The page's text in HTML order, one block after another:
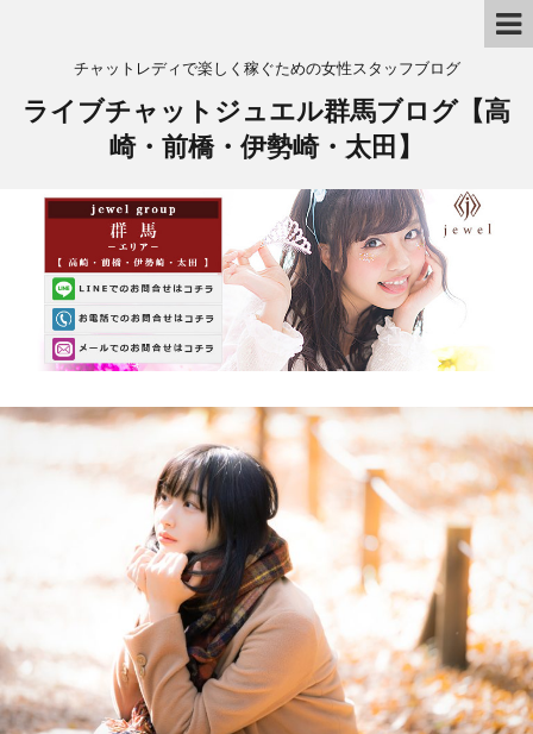
チャットレディで楽しく稼ぐための女性スタッフブログ
ライブチャットジュエル群馬ブログ【高
崎・前橋・伊勢崎・太田】